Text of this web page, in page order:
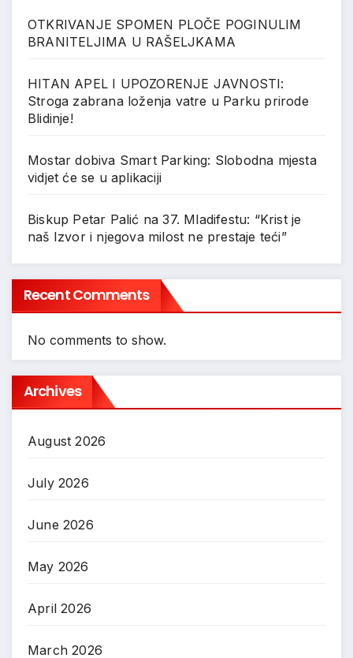
OTKRIVANJE SPOMEN PLOČE POGINULIM
BRANITELJIMA U RAŠELJKAMA
HITAN APEL I UPOZORENJE JAVNOSTI:
Stroga zabrana loženja vatre u Parku prirode
Blidinje!
Mostar dobiva Smart Parking: Slobodna mjesta
vidjet će se u aplikaciji
Biskup Petar Palić na 37. Mladifestu: “Krist je
naš Izvor i njegova milost ne prestaje teći”
Recent Comments
No comments to show.
Archives
August 2026
July 2026
June 2026
May 2026
April 2026
March 2026